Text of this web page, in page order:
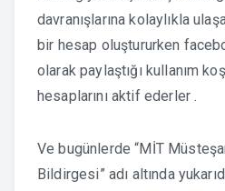
davranışlarına kolaylıkla
bir hesap oluştururken
olarak paylaştığı kullanım
hesaplarını aktif ederler .
Ve bugünlerde “MİT
Bildirgesi” adı altında